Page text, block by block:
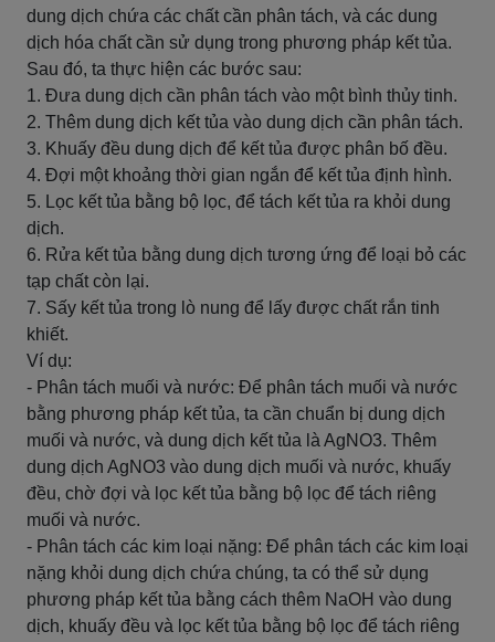
dung dịch chứa các chất cần phân tách, và các dung
dịch hóa chất cần sử dụng trong phương pháp kết tủa.
Sau đó, ta thực hiện các bước sau:
1. Đưa dung dịch cần phân tách vào một bình thủy tinh.
2. Thêm dung dịch kết tủa vào dung dịch cần phân tách.
3. Khuấy đều dung dịch để kết tủa được phân bố đều.
4. Đợi một khoảng thời gian ngắn để kết tủa định hình.
5. Lọc kết tủa bằng bộ lọc, để tách kết tủa ra khỏi dung
dịch.
6. Rửa kết tủa bằng dung dịch tương ứng để loại bỏ các
tạp chất còn lại.
7. Sấy kết tủa trong lò nung để lấy được chất rắn tinh
khiết.
Ví dụ:
- Phân tách muối và nước: Để phân tách muối và nước
bằng phương pháp kết tủa, ta cần chuẩn bị dung dịch
muối và nước, và dung dịch kết tủa là AgNO3. Thêm
dung dịch AgNO3 vào dung dịch muối và nước, khuấy
đều, chờ đợi và lọc kết tủa bằng bộ lọc để tách riêng
muối và nước.
- Phân tách các kim loại nặng: Để phân tách các kim loại
nặng khỏi dung dịch chứa chúng, ta có thể sử dụng
phương pháp kết tủa bằng cách thêm NaOH vào dung
dịch, khuấy đều và lọc kết tủa bằng bộ lọc để tách riêng